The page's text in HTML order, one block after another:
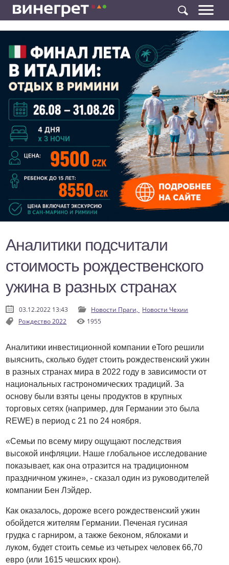
Аналитики подсчитали
стоимость рождественского
ужина в разных странах
03.12.2022 13:43 Новости Праги, Новости Чехии
Рождество 2022
1955
Аналитики инвестиционной компании eToro решили
выяснить, сколько будет стоить рождественский ужин
в разных странах мира в 2022 году в зависимости от
национальных гастрономических традиций. За
основу были взяты цены продуктов в крупных
торговых сетях (например, для Германии это была
REWE) в период с 21 по 24 ноября.
«Семьи по всему миру ощущают последствия
высокой инфляции. Наше глобальное исследование
показывает, как она отразится на традиционном
праздничном ужине», - сказал один из руководителей
компании Бен Лэйдер.
Как оказалось, дороже всего рождественский ужин
обойдется жителям Германии. Печеная гусиная
грудка с гарниром, а также беконом, яблоками и
луком, будет стоить семье из четырех человек 66,70
евро (или 1615 чешских крон).